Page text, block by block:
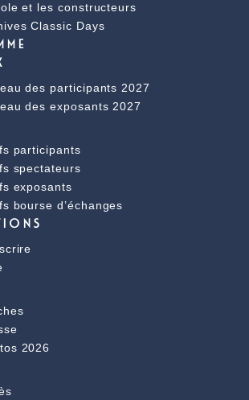
et les constructeurs
Classic Days
des participants 2027
des exposants 2027
participants
spectateurs
exposants
bourse d’échanges
2026